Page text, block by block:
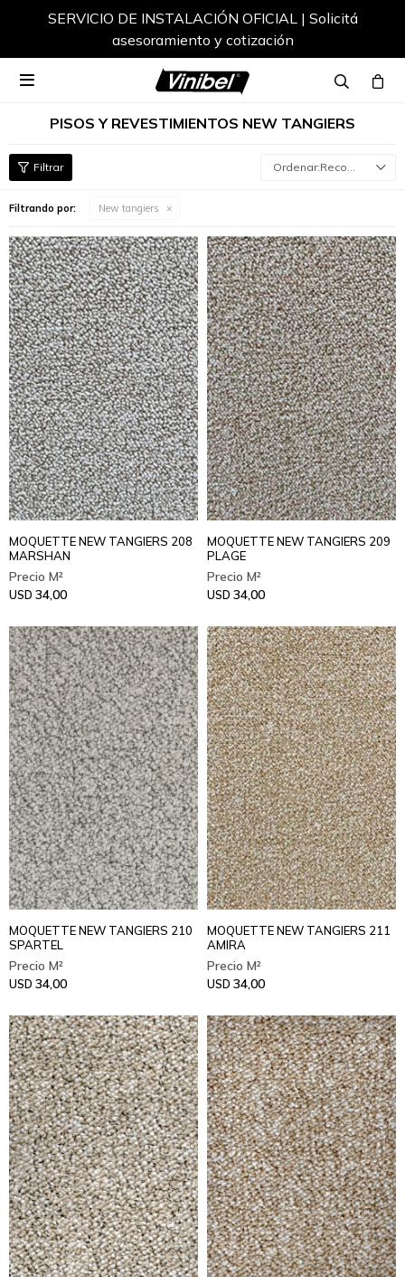
SERVICIO DE INSTALACIÓN OFICIAL | Solicitá
asesoramiento y cotización

PISOS Y REVESTIMIENTOS NEW TANGIERS
Recomendados
Filtrando por: New tangiers
MOQUETTE NEW TANGIERS 208
MARSHAN
USD 34,00
MOQUETTE NEW TANGIERS 209
PLAGE
USD 34,00
MOQUETTE NEW TANGIERS 210
SPARTEL
USD 34,00
MOQUETTE NEW TANGIERS 211
AMIRA
USD 34,00